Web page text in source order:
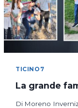
TICINO7
La grande
Di Moreno